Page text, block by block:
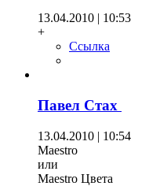
13.04.2010 | 10:53
+
Ссылка
Павел Стах
13.04.2010 | 10:54
Maestro
или
Maestro Цвета